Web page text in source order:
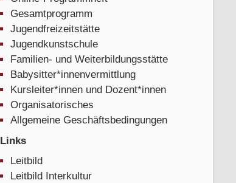
Gesamtprogramm
Jugendfreizeitstätte
Jugendkunstschule
Familien- und Weiterbildungsstätte
Babysitter*innenvermittlung
Kursleiter*innen und Dozent*innen
Organisatorisches
Allgemeine Geschäftsbedingungen
Links
Leitbild
Leitbild Interkultur